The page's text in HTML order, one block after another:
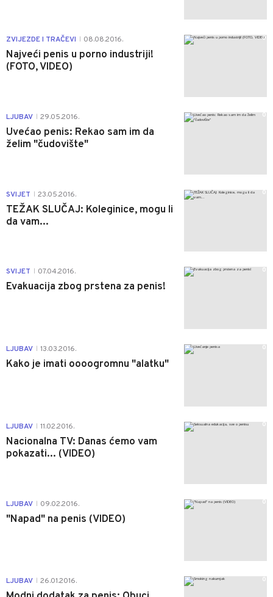
ZVIJEZDE I TRAČEVI 08.08.2016.
Najveći penis u porno industriji!
(FOTO, VIDEO)
0
LJUBAV 29.05.2016.
Uvećao penis: Rekao sam im da
želim "čudovište"
0
SVIJET 23.05.2016.
TEŽAK SLUČAJ: Koleginice, mogu li
da vam...
0
SVIJET 07.04.2016.
Evakuacija zbog prstena za penis!
0
LJUBAV 13.03.2016.
Kako je imati oooogromnu "alatku"
0
LJUBAV 11.02.2016.
Nacionalna TV: Danas ćemo vam
pokazati... (VIDEO)
0
LJUBAV 09.02.2016.
"Napad" na penis (VIDEO)
0
LJUBAV 26.01.2016. 0